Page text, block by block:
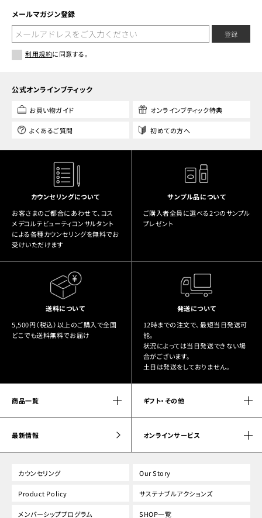
メールマガジン登録
登録
利用規約に同意する。
公式オンラインブティック
お買い物ガイド オンラインブティック特典
よくあるご質問 初めての方へ
カウンセリングについて
お客さまのご都合にあわせて、コス
メデコルテビューティコンサルタント
による各種カウンセリングを無料でお
受けいただけます
サンプル品について
ご購入者全員に選べる2つのサンプル
プレゼント
送料について
5,500円（税込）以上のご購入で全国
どこでも送料無料でお届け
発送について
12時までの注文で、最短当日発送可
能。
状況によっては当日発送できない場
合がございます。
土日は発送をしておりません。
商品一覧 ギフト・その他
最新情報 オンラインサービス
カウンセリング Our Story
Product Policy サステナブルアクションズ
メンバーシッププログラム SHOP一覧